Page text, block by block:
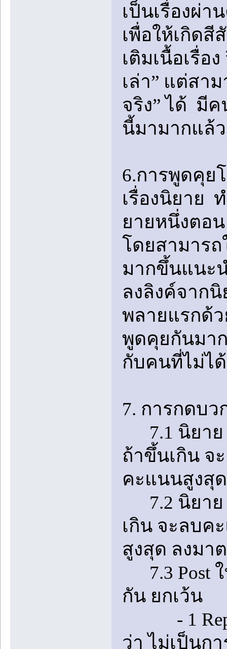
เป็นเรื่องผ่า
เพื่อให้เกิดสี
เติมเนื้อเรื่อ
เล่า” แต่สา
จริง” ได้ มีค
นี้มามากแล้ว
6.การพูดคุย
เรื่องนิยาย
ยายหนึ่งตอ
โดยสามาร
มากขึ้นแนะ
ลงลิงค์จาก
พลายแรกด้
พูดคุยกันมา
กับคนที่ไม่ไ
7. การกดบว
7.1 นิยาย
ถ้าขึ้นเกิน จ
คะแนนสูงสุด
7.2 นิยาย
เกิน จะลบค
สูงสุด ลงมา
7.3 Post
กัน ยกเว้น
- 1 Reply
ว่า ไม่เป็นก